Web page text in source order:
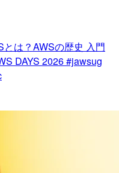
は？AWSの歴史 入門
DAYS 2026 #jawsug